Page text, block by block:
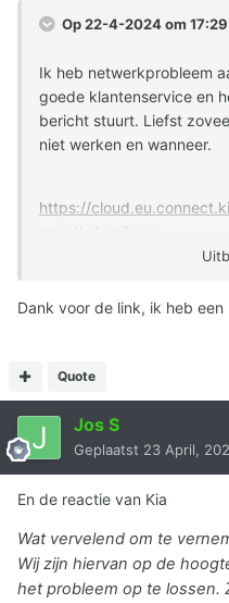
Op 22-4-2024 om
Ik heb netwerkprobleem
goede klantenservice en
bericht stuurt. Liefst
niet werken en wanneer.
https://
Dank voor de link, ik heb
Quote
Jos S
Geplaatst 23 April,
En de reactie van Kia
Wat vervelend om te
Wij zijn hiervan op de
het probleem op te lossen.